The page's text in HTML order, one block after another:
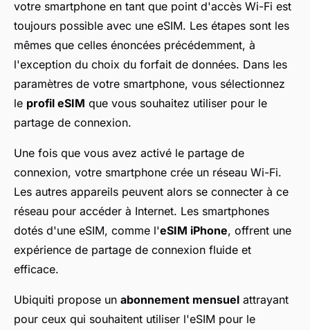
votre smartphone en tant que point d'accès Wi-Fi est
toujours possible avec une eSIM. Les étapes sont les
mêmes que celles énoncées précédemment, à
l'exception du choix du forfait de données. Dans les
paramètres de votre smartphone, vous sélectionnez
le profil eSIM que vous souhaitez utiliser pour le
partage de connexion.
Une fois que vous avez activé le partage de
connexion, votre smartphone crée un réseau Wi-Fi.
Les autres appareils peuvent alors se connecter à ce
réseau pour accéder à Internet. Les smartphones
dotés d'une eSIM, comme l'eSIM iPhone, offrent une
expérience de partage de connexion fluide et
efficace.
Ubiquiti propose un abonnement mensuel attrayant
pour ceux qui souhaitent utiliser l'eSIM pour le